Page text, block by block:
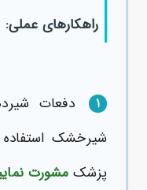
راهکارهای عملی:
1
دفعات
شیرخشک استفاده
پزشک مشورت